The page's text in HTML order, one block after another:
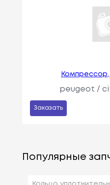
peugeot /
Заказать
Популярные
Кольцо